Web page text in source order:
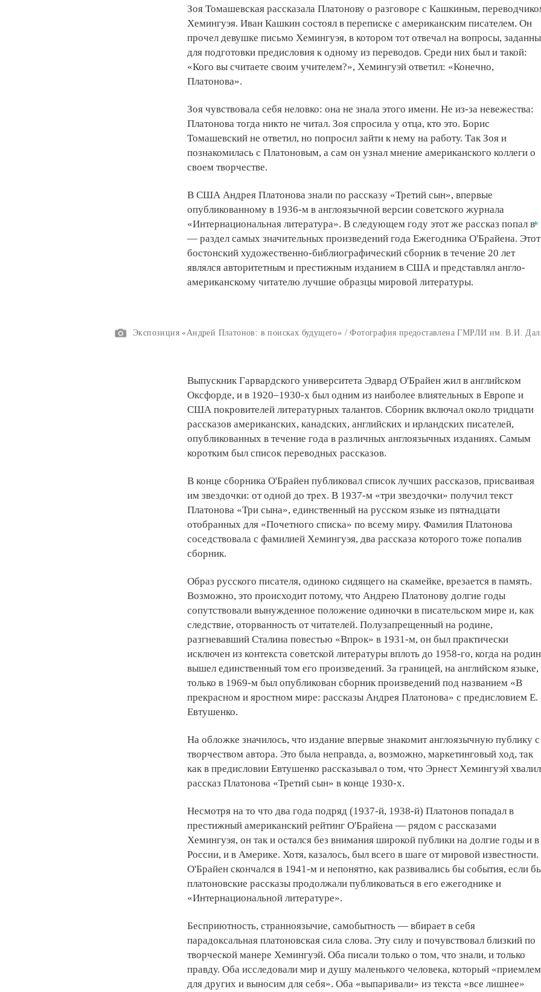
Зоя Томашевская рассказала Платонову о разговоре с Кашкиным,
Хемингуэя. Иван Кашкин состоял в переписке с американским писателем. Он
прочел девушке письмо Хемингуэя, в котором тот отвечал на вопросы,
для подготовки предисловия к одному из переводов. Среди них был и такой:
«Кого вы считаете своим учителем?», Хемингуэй ответил: «Конечно,
Платонова».
Зоя чувствовала себя неловко: она не знала этого имени. Не из-за невежества:
Платонова тогда никто не читал. Зоя спросила у отца, кто это. Борис
Томашевский не ответил, но попросил зайти к нему на работу. Так Зоя и
познакомилась с Платоновым, а сам он узнал мнение американского коллеги о
своем творчестве.
В США Андрея Платонова знали по рассказу «Третий сын», впервые
опубликованному в 1936-м в англоязычной версии советского журнала
«Интернациональная литература». В следующем году этот же рассказ попал в
— раздел самых значительных произведений года Ежегодника О'Брайена. Этот
бостонский художественно-библиографический сборник в течение 20 лет
являлся авторитетным и престижным изданием в США и представлял англо-
американскому читателю лучшие образцы мировой литературы.
Экспозиция «Андрей Платонов: в поисках будущего» / Фотография предоставлена ГМРЛИ им. В.И.
Выпускник Гарвардского университета Эдвард О'Брайен жил в английском
Оксфорде, и в 1920–1930-х был одним из наиболее влиятельных в Европе и
США покровителей литературных талантов. Сборник включал около тридцати
рассказов американских, канадских, английских и ирландских писателей,
опубликованных в течение года в различных англоязычных изданиях. Самым
коротким был список переводных рассказов.
В конце сборника О'Брайен публиковал список лучших рассказов, присваивая
им звездочки: от одной до трех. В 1937-м «три звездочки» получил текст
Платонова «Три сына», единственный на русском языке из пятнадцати
отобранных для «Почетного списка» по всему миру. Фамилия Платонова
соседствовала с фамилией Хемингуэя, два рассказа которого тоже попалив
сборник.
Образ русского писателя, одиноко сидящего на скамейке, врезается в память.
Возможно, это происходит потому, что Андрею Платонову долгие годы
сопутствовали вынужденное положение одиночки в писательском мире и, как
следствие, оторванность от читателей. Полузапрещенный на родине,
разгневавший Сталина повестью «Впрок» в 1931-м, он был практически
исключен из контекста советской литературы вплоть до 1958-го, когда на
вышел единственный том его произведений. За границей, на английском языке,
только в 1969-м был опубликован сборник произведений под названием «В
прекрасном и яростном мире: рассказы Андрея Платонова» с предисловием Е.
Евтушенко.
На обложке значилось, что издание впервые знакомит англоязычную публику с
творчеством автора. Это была неправда, а, возможно, маркетинговый ход, так
как в предисловии Евтушенко рассказывал о том, что Эрнест Хемингуэй хвалил
рассказ Платонова «Третий сын» в конце 1930-х.
Несмотря на то что два года подряд (1937-й, 1938-й) Платонов попадал в
престижный американский рейтинг О'Брайена — рядом с рассказами
Хемингуэя, он так и остался без внимания широкой публики на долгие годы и в
России, и в Америке. Хотя, казалось, был всего в шаге от мировой известности.
О'Брайен скончался в 1941-м и непонятно, как развивались бы события, если
платоновские рассказы продолжали публиковаться в его ежегоднике и
«Интернациональной литературе».
Бесприютность, странноязычие, самобытность — вбирает в себя
парадоксальная платоновская сила слова. Эту силу и почувствовал близкий по
творческой манере Хемингуэй. Оба писали только о том, что знали, и только
правду. Оба исследовали мир и душу маленького человека, который «приемлем
для других и выносим для себя». Оба «выпаривали» из текста «все лишнее»